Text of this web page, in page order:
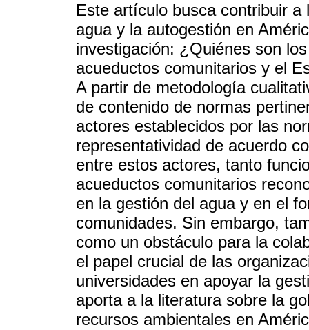
Este artículo busca contribuir
agua y la autogestión en
investigación: ¿Quiénes son
acueductos comunitarios y el
A partir de metodología
de contenido de normas
actores establecidos por las
representatividad de acuerdo
entre estos actores, tanto
acueductos comunitarios
en la gestión del agua y en el
comunidades. Sin embargo,
como un obstáculo para la
el papel crucial de las
universidades en apoyar la
aporta a la literatura sobre la
recursos ambientales en